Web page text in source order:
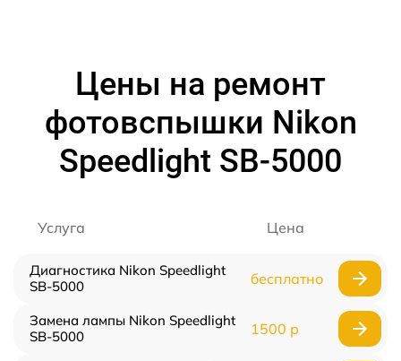
Цены на ремонт
фотовспышки Nikon
Speedlight SB-5000
Услуга Цена
Диагностика Nikon Speedlight
SB-5000
бесплатно
Замена лампы Nikon Speedlight
SB-5000
1500 р